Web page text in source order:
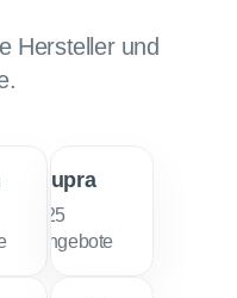
Hersteller und
Cupra
425
Angebote